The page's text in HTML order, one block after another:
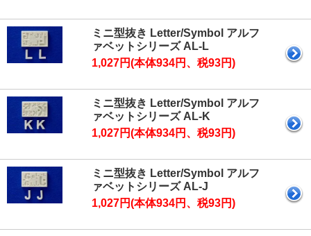
ミニ型抜き Letter/Symbol アルフ
ァベットシリーズ AL-L
1,027円(本体934円、税93円)
ミニ型抜き Letter/Symbol アルフ
ァベットシリーズ AL-K
1,027円(本体934円、税93円)
ミニ型抜き Letter/Symbol アルフ
ァベットシリーズ AL-J
1,027円(本体934円、税93円)